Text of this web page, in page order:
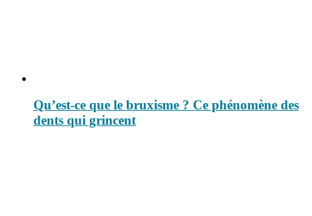
Qu’est-ce que le bruxisme ? Ce phénomène des
dents qui grincent